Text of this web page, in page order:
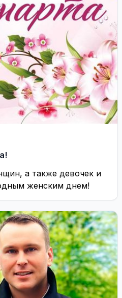
а также девочек и
женским днем!